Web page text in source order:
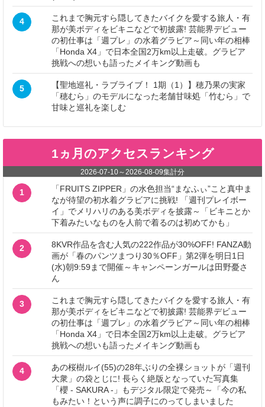
4
これまで胸元すら隠してきたバイクを愛する旅人・有
那が美ボディをビキニなどで初披露! 芸能界デビュー
の初仕事は「週プレ」の水着グラビア～同い年の相棒
「Honda X4」で日本全国2万km以上走破。グラビア
挑戦への想いも語ったメイキング動画も
5
【聖地巡礼・ラブライブ！ 1期（1）】穂乃果の実家
「穂むら」のモデルになった老舗甘味処「竹むら」で
甘味と巡礼を楽しむ
1ヵ月のアクセスランキング
2026-07-10～2026-08-09集計分
1
「FRUITS ZIPPER」の水色担当“まなふぃ”こと真中ま
なが待望の初水着グラビアに挑戦! 「週刊プレイボー
イ」でメリハリのある美ボディを披露～「ビキニとか
下着みたいなものを人前で着るのは初めてかも」
2
8KVR作品を含む人気の222作品が30%OFF! FANZA動
画が「春のパンツまつり30％OFF」第2弾を明日1日
(水)朝9:59まで開催～キャンペーンガールは田野憂さ
ん
3
これまで胸元すら隠してきたバイクを愛する旅人・有
那が美ボディをビキニなどで初披露! 芸能界デビュー
の初仕事は「週プレ」の水着グラビア～同い年の相棒
「Honda X4」で日本全国2万km以上走破。グラビア
挑戦への想いも語ったメイキング動画も
4
あの桜樹ルイ(55)の28年ぶりの全裸ショットが「週刊
大衆」の袋とじに! 長らく絶版となっていた写真集
「櫻 - SAKURA -」もデジタル限定で発売～「今の私
もみたい！という声に調子にのってしまいました